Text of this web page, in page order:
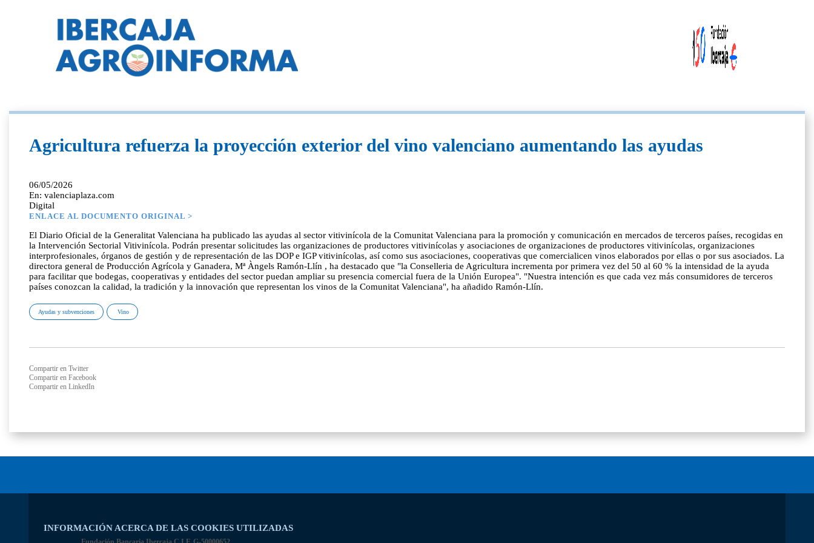
INFORMACIÓN ACERCA DE LAS COOKIES UTILIZADAS
Agricultura refuerza la proyección exterior del vino valenciano aumentando las ayudas
06/05/2026
En: valenciaplaza.com
Digital
ENLACE AL DOCUMENTO ORIGINAL >
El Diario Oficial de la Generalitat Valenciana ha publicado las ayudas al sector vitivinícola de la Comunitat Valenciana para la promoción y comunicación en mercados de terceros países, recogidas en
la Intervención Sectorial Vitivinícola. Podrán presentar solicitudes las organizaciones de productores vitivinícolas y asociaciones de organizaciones de productores vitivinícolas, organizaciones
interprofesionales, órganos de gestión y de representación de las DOP e IGP vitivinícolas, así como sus asociaciones, cooperativas que comercialicen vinos elaborados por ellas o por sus asociados. La
directora general de Producción Agrícola y Ganadera, Mª Àngels Ramón-Llín , ha destacado que "la Conselleria de Agricultura incrementa por primera vez del 50 al 60 % la intensidad de la ayuda
para facilitar que bodegas, cooperativas y entidades del sector puedan ampliar su presencia comercial fuera de la Unión Europea". "Nuestra intención es que cada vez más consumidores de terceros
países conozcan la calidad, la tradición y la innovación que representan los vinos de la Comunitat Valenciana", ha añadido Ramón-Llín.
Ayudas y subvenciones Vino
Compartir en Twitter
Compartir en Facebook
Compartir en LinkedIn